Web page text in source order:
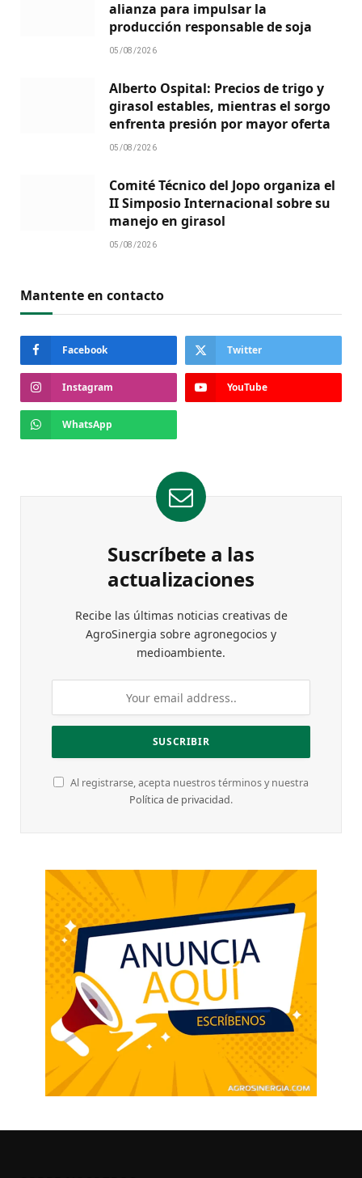
alianza para impulsar la
producción responsable de soja
05/08/2026
Alberto Ospital: Precios de trigo y
girasol estables, mientras el sorgo
enfrenta presión por mayor oferta
05/08/2026
Comité Técnico del Jopo organiza el
II Simposio Internacional sobre su
manejo en girasol
05/08/2026
Mantente en contacto
Facebook Twitter
Instagram YouTube
WhatsApp
Suscríbete a las
actualizaciones
Recibe las últimas noticias creativas de
AgroSinergia sobre agronegocios y
medioambiente.
Al registrarse, acepta nuestros términos y nuestra
Política de privacidad.